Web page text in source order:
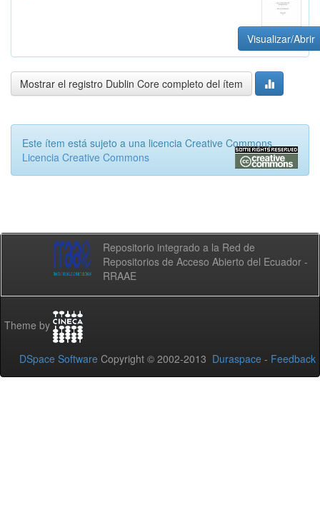
Visualizar/Abrir
Mostrar el registro Dublin Core completo del ítem
Este ítem está sujeto a una licencia Creative Commons
Licencia Creative Commons
Repositorio integrado a la Red de
Repositorios de Acceso Abierto del Ecuador -
RRAAE
Theme by
DSpace Software Copyright © 2002-2013 Duraspace - Feedback